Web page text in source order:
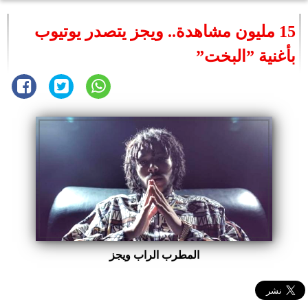
15 مليون مشاهدة.. ويجز يتصدر يوتيوب
بأغنية ”البخت”
المطرب الراب ويجز